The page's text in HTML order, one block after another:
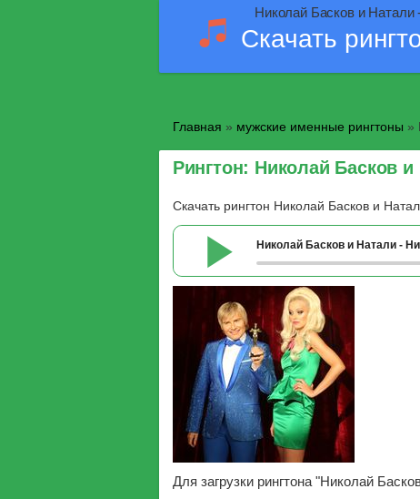
Николай Басков и Натали
Скачать
Главная » мужские именные рингтоны »
Рингтон: Николай Басков
Скачать рингтон Николай Басков и
Николай Басков и Натали -
Для загрузки рингтона "Николай